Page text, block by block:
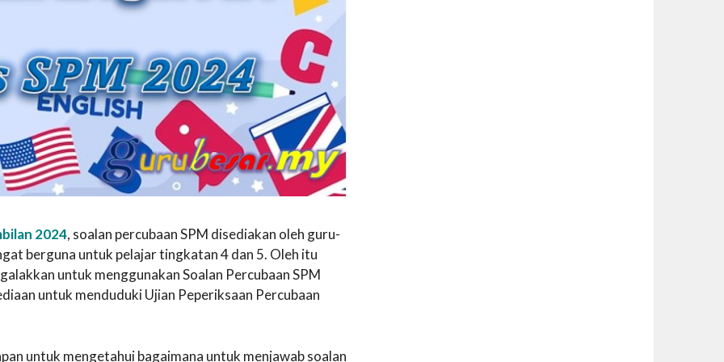
2024, soalan percubaan SPM disediakan oleh guru-
berguna untuk pelajar tingkatan 4 dan 5. Oleh itu
untuk menggunakan Soalan Percubaan SPM
untuk menduduki Ujian Peperiksaan Percubaan
untuk mengetahui bagaimana untuk menjawab soalan